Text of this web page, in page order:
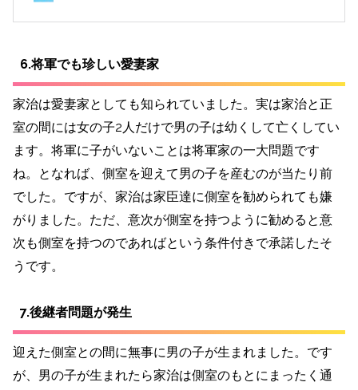
6.将軍でも珍しい愛妻家
家治は愛妻家としても知られていました。実は家治と正
室の間には女の子2人だけで男の子は幼くして亡くしてい
ます。将軍に子がいないことは将軍家の一大問題です
ね。となれば、側室を迎えて男の子を産むのが当たり前
でした。ですが、家治は家臣達に側室を勧められても嫌
がりました。ただ、意次が側室を持つように勧めると意
次も側室を持つのであればという条件付きで承諾したそ
うです。
7.後継者問題が発生
迎えた側室との間に無事に男の子が生まれました。です
が、男の子が生まれたら家治は側室のもとにまったく通